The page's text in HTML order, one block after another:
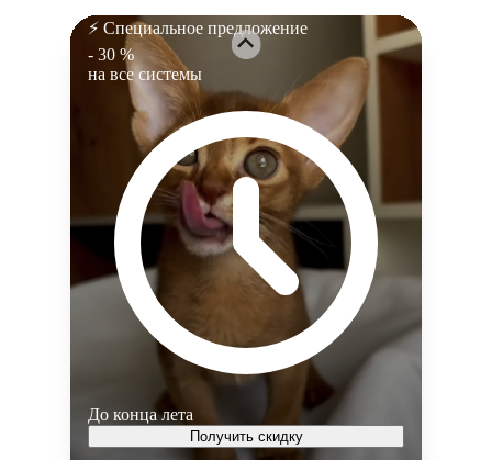
⚡ Специальное предложение
- 30 %
на все системы
До конца лета
Получить скидку